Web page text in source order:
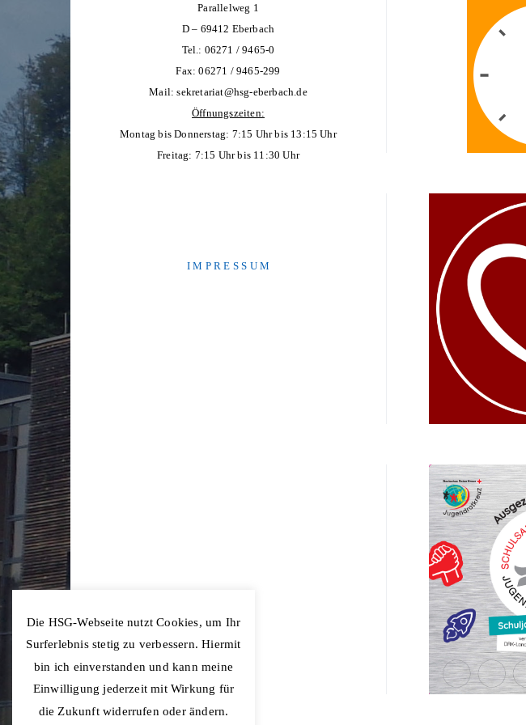
Parallelweg 1
D – 69412 Eberbach
Tel.: 06271 / 9465-0
Fax: 06271 / 9465-299
Mail:sekretariat@hsg-eberbach.de
Öffnungszeiten:
Montag bis Donnerstag: 7:15 Uhr bis 13:15 Uhr
Freitag: 7:15 Uhr bis 11:30 Uhr
I M P R E S S U M
Die HSG-Webseite nutzt Cookies, um Ihr
Surferlebnis stetig zu verbessern. Hiermit
bin ich einverstanden und kann meine
Einwilligung jederzeit mit Wirkung für
die Zukunft widerrufen oder ändern.